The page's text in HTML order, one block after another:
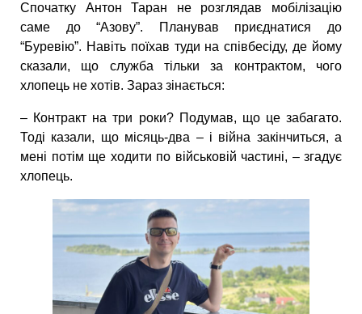
Спочатку Антон Таран не розглядав мобілізацію
саме до “Азову”. Планував приєднатися до
“Буревію”. Навіть поїхав туди на співбесіду, де йому
сказали, що служба тільки за контрактом, чого
хлопець не хотів. Зараз зінається:
– Контракт на три роки? Подумав, що це забагато.
Тоді казали, що місяць-два – і війна закінчиться, а
мені потім ще ходити по військовій частині, – згадує
хлопець.